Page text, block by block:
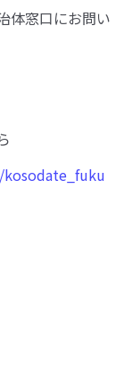
体窓口にお問い